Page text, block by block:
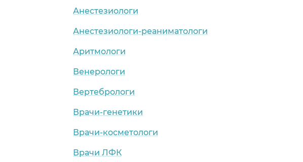
Анестезиологи
Анестезиологи-реаниматологи
Аритмологи
Венерологи
Вертебрологи
Врачи-генетики
Врачи-косметологи
Врачи ЛФК